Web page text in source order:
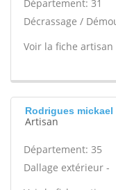
Département: 31
Décrassage /
Voir la fiche artisan
Rodrigues mickael
Artisan
Département: 35
Dallage extérieur -